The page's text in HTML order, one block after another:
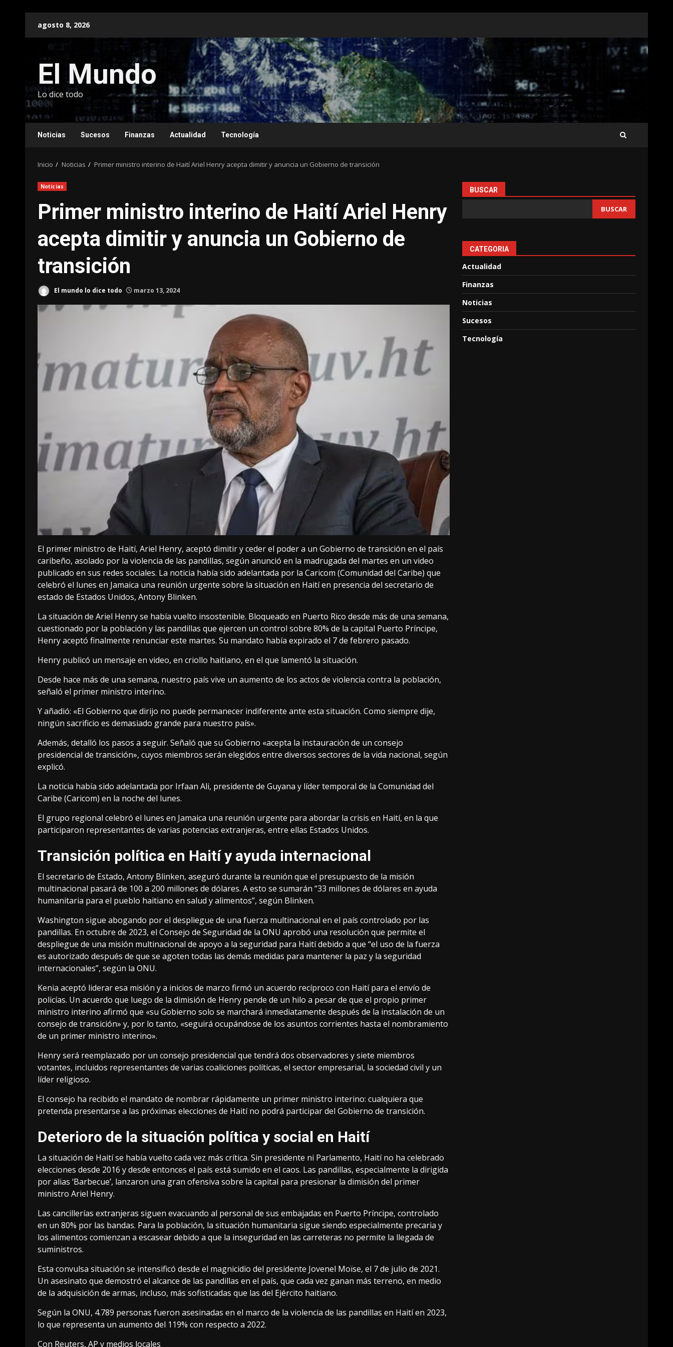
agosto 8, 2026
El Mundo
Lo dice todo
Noticias Sucesos Finanzas Actualidad Tecnología
Inicio Noticias Primer ministro interino de Haití Ariel Henry acepta dimitir y anuncia un Gobierno de transición
Noticias
Primer ministro interino de Haití Ariel Henry
acepta dimitir y anuncia un Gobierno de
transición
El mundo lo dice todo marzo 13, 2024
El primer ministro de Haití, Ariel Henry, aceptó dimitir y ceder el poder a un Gobierno de transición en el país
caribeño, asolado por la violencia de las pandillas, según anunció en la madrugada del martes en un video
publicado en sus redes sociales. La noticia había sido adelantada por la Caricom (Comunidad del Caribe) que
celebró el lunes en Jamaica una reunión urgente sobre la situación en Haití en presencia del secretario de
estado de Estados Unidos, Antony Blinken.
La situación de Ariel Henry se había vuelto insostenible. Bloqueado en Puerto Rico desde más de una semana,
cuestionado por la población y las pandillas que ejercen un control sobre 80% de la capital Puerto Príncipe,
Henry aceptó finalmente renunciar este martes. Su mandato había expirado el 7 de febrero pasado.
Henry publicó un mensaje en video, en criollo haitiano, en el que lamentó la situación.
Desde hace más de una semana, nuestro país vive un aumento de los actos de violencia contra la población,
señaló el primer ministro interino.
Y añadió: «El Gobierno que dirijo no puede permanecer indiferente ante esta situación. Como siempre dije,
ningún sacrificio es demasiado grande para nuestro país».
Además, detalló los pasos a seguir. Señaló que su Gobierno «acepta la instauración de un consejo
presidencial de transición», cuyos miembros serán elegidos entre diversos sectores de la vida nacional, según
explicó.
La noticia había sido adelantada por Irfaan Ali, presidente de Guyana y líder temporal de la Comunidad del
Caribe (Caricom) en la noche del lunes.
El grupo regional celebró el lunes en Jamaica una reunión urgente para abordar la crisis en Haití, en la que
participaron representantes de varias potencias extranjeras, entre ellas Estados Unidos.
Transición política en Haití y ayuda internacional
El secretario de Estado, Antony Blinken, aseguró durante la reunión que el presupuesto de la misión
multinacional pasará de 100 a 200 millones de dólares. A esto se sumarán “33 millones de dólares en ayuda
humanitaria para el pueblo haitiano en salud y alimentos”, según Blinken.
Washington sigue abogando por el despliegue de una fuerza multinacional en el país controlado por las
pandillas. En octubre de 2023, el Consejo de Seguridad de la ONU aprobó una resolución que permite el
despliegue de una misión multinacional de apoyo a la seguridad para Haití debido a que “el uso de la fuerza
es autorizado después de que se agoten todas las demás medidas para mantener la paz y la seguridad
internacionales”, según la ONU.
Kenia aceptó liderar esa misión y a inicios de marzo firmó un acuerdo recíproco con Haití para el envío de
policías. Un acuerdo que luego de la dimisión de Henry pende de un hilo a pesar de que el propio primer
ministro interino afirmó que «su Gobierno solo se marchará inmediatamente después de la instalación de un
consejo de transición» y, por lo tanto, «seguirá ocupándose de los asuntos corrientes hasta el nombramiento
de un primer ministro interino».
Henry será reemplazado por un consejo presidencial que tendrá dos observadores y siete miembros
votantes, incluidos representantes de varias coaliciones políticas, el sector empresarial, la sociedad civil y un
líder religioso.
El consejo ha recibido el mandato de nombrar rápidamente un primer ministro interino: cualquiera que
pretenda presentarse a las próximas elecciones de Haití no podrá participar del Gobierno de transición.
Deterioro de la situación política y social en Haití
La situación de Haití se había vuelto cada vez más crítica. Sin presidente ni Parlamento, Haití no ha celebrado
elecciones desde 2016 y desde entonces el país está sumido en el caos. Las pandillas, especialmente la dirigida
por alias ‘Barbecue’, lanzaron una gran ofensiva sobre la capital para presionar la dimisión del primer
ministro Ariel Henry.
Las cancillerías extranjeras siguen evacuando al personal de sus embajadas en Puerto Príncipe, controlado
en un 80% por las bandas. Para la población, la situación humanitaria sigue siendo especialmente precaria y
los alimentos comienzan a escasear debido a que la inseguridad en las carreteras no permite la llegada de
suministros.
Esta convulsa situación se intensificó desde el magnicidio del presidente Jovenel Moïse, el 7 de julio de 2021.
Un asesinato que demostró el alcance de las pandillas en el país, que cada vez ganan más terreno, en medio
de la adquisición de armas, incluso, más sofisticadas que las del Ejército haitiano.
Según la ONU, 4.789 personas fueron asesinadas en el marco de la violencia de las pandillas en Haití en 2023,
lo que representa un aumento del 119% con respecto a 2022.
Con Reuters, AP y medios locales
BUSCAR
BUSCAR
CATEGORIA
Actualidad
Finanzas
Noticias
Sucesos
Tecnología